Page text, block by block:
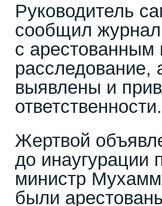
Руководитель
сообщил
с арестованным
расследование,
выявлены и
ответственности.
Жертвой
до инаугурации
министр
были